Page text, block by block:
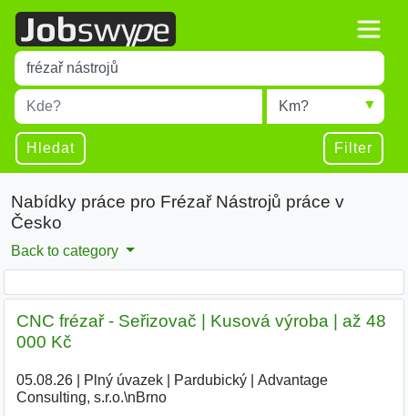
Title
Type 1 or more characters for results.
Místo
Type 1 or more characters for results.
Radius
Hledat Filter
Nabídky práce pro Frézař Nástrojů práce v
Česko
Back to category
CNC frézař - Seřizovač | Kusová výroba | až 48
000 Kč
05.08.26| Plný úvazek| Pardubický|
Advantage
Consulting, s.r.o.\nBrno